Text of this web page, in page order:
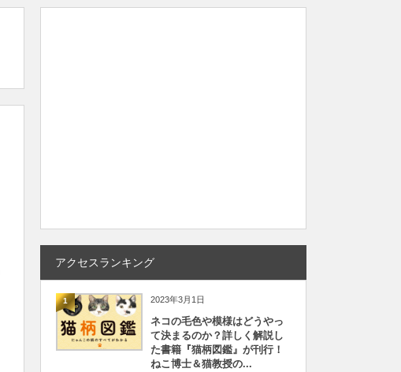
アクセスランキング
1 2023年3月1日
ネコの毛色や模様はどうやっ
て決まるのか？詳しく解説し
た書籍『猫柄図鑑』が刊行！
ねこ博士＆猫教授の...